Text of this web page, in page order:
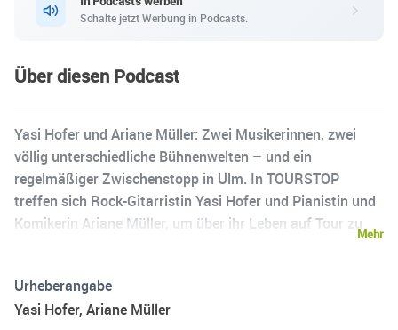
Schalte jetzt Werbung in Podcasts.
Über diesen Podcast
Yasi Hofer und Ariane Müller: Zwei Musikerinnen, zwei
völlig unterschiedliche Bühnenwelten – und ein
regelmäßiger Zwischenstopp in Ulm. In TOURSTOP
treffen sich Rock-Gitarristin Yasi Hofer und Pianistin und
Komikerin Ariane Müller, um über ihr Leben auf Tour zu
Chaos hinter der Bühne von Helene Fischer über Rock
Festivals, vom Musical bis Suchtpotenzial. Beim Tourstop
Mehr
Urheberangabe
Yasi Hofer, Ariane Müller